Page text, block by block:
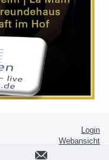
Login
Webansicht